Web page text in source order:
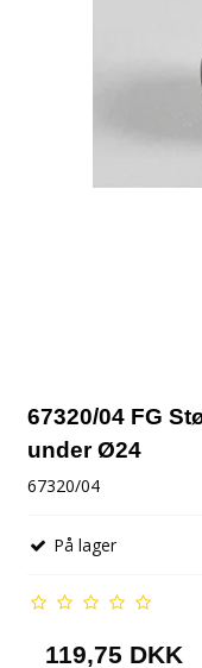
67320/04 FG
under Ø24
67320/04
På lager
119,75 DKK